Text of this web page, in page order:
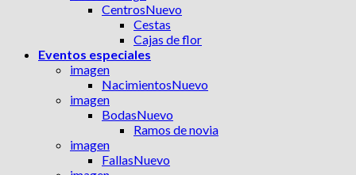
Centros
Cestas
Cajas de flor
Eventos especiales
imagen
Nacimientos
imagen
Bodas
Ramos de novia
imagen
Fallas